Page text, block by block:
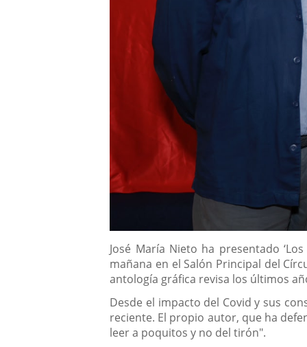
Descripción
José María Nieto ha presentado
mañana en el Salón Principal del
antología gráfica revisa los últimos
Desde el impacto del Covid y sus
reciente. El propio autor, que ha
leer a poquitos y no del tirón".